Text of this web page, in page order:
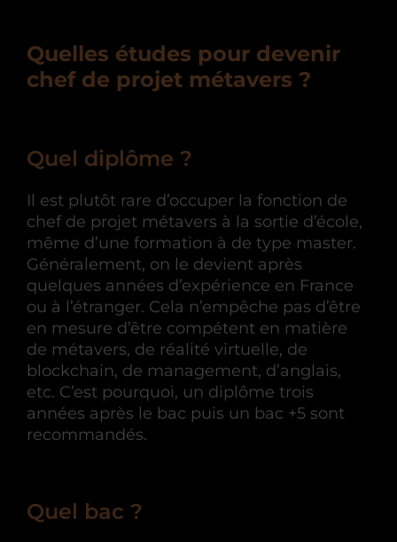
Quelles études pour devenir
chef de projet métavers ?
Quel diplôme ?
Il est plutôt rare d’occuper la fonction de
chef de projet métavers à la sortie d’école,
même d’une formation à de type master.
Généralement, on le devient après
quelques années d’expérience en France
ou à l’étranger. Cela n’empêche pas d’être
en mesure d’être compétent en matière
de métavers, de réalité virtuelle, de
blockchain, de management, d’anglais,
etc. C’est pourquoi, un diplôme trois
années après le bac puis un bac +5 sont
recommandés.
Quel bac ?